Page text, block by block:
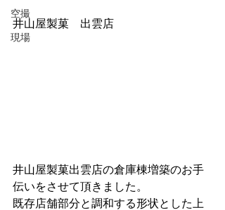
空撮
現場
井山屋製菓　出雲店
井山屋製菓出雲店の倉庫棟増築のお手
伝いをさせて頂きました。
既存店舗部分と調和する形状とした上